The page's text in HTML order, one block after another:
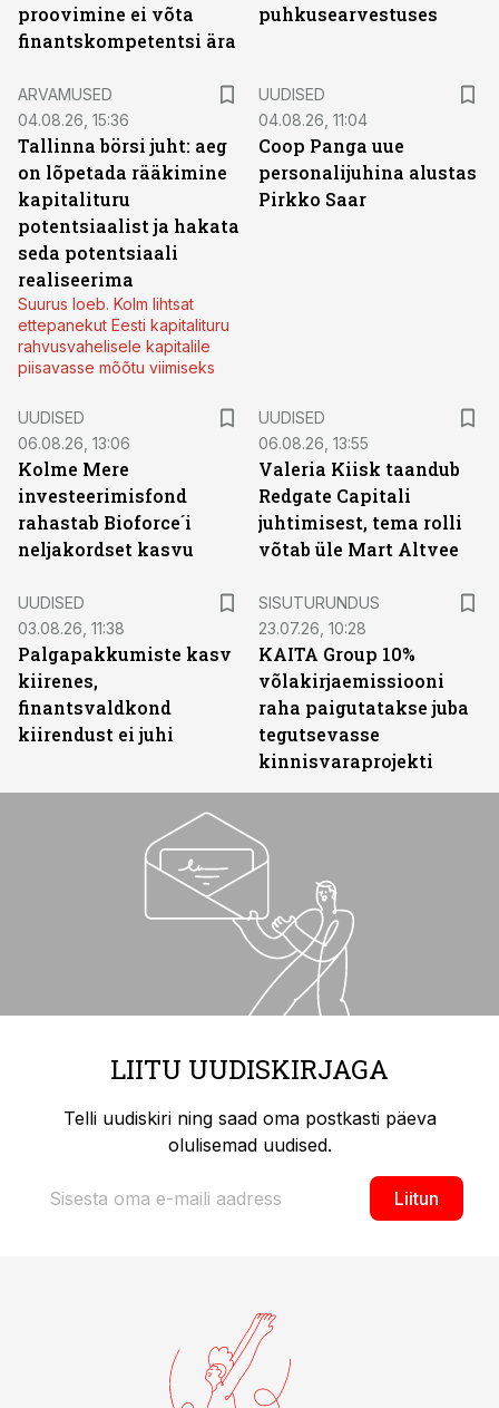
proovimine ei võta
finantskompetentsi ära
puhkusearvestuses
ARVAMUSED
04.08.26, 15:36
Tallinna börsi juht: aeg
on lõpetada rääkimine
kapitalituru
potentsiaalist ja hakata
seda potentsiaali
realiseerima
Suurus loeb. Kolm lihtsat
ettepanekut Eesti kapitalituru
rahvusvahelisele kapitalile
piisavasse mõõtu viimiseks
UUDISED
04.08.26, 11:04
Coop Panga uue
personalijuhina alustas
Pirkko Saar
UUDISED
06.08.26, 13:06
Kolme Mere
investeerimisfond
rahastab Bioforce´i
neljakordset kasvu
UUDISED
06.08.26, 13:55
Valeria Kiisk taandub
Redgate Capitali
juhtimisest, tema rolli
võtab üle Mart Altvee
UUDISED
03.08.26, 11:38
Palgapakkumiste kasv
kiirenes,
finantsvaldkond
kiirendust ei juhi
SISUTURUNDUS
23.07.26, 10:28
KAITA Group 10%
võlakirjaemissiooni
raha paigutatakse juba
tegutsevasse
kinnisvaraprojekti
LIITU UUDISKIRJAGA
Telli uudiskiri ning saad oma postkasti päeva
olulisemad uudised.
Liitun